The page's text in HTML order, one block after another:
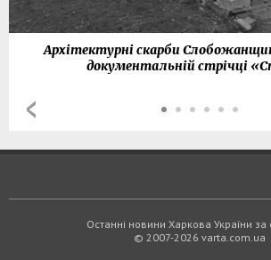
Архітектурні скарби
документальній стрічці
Останні новини Харкова України за
© 2007-2026 varta.com.ua